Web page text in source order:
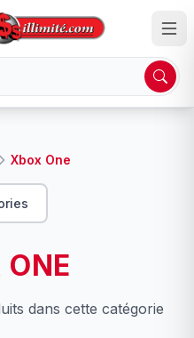
Xbox One
dans cette catégorie